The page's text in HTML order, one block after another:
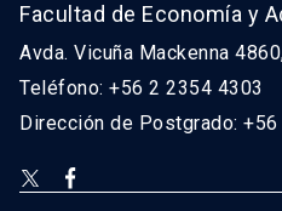
Facultad de Economía y
Avda. Vicuña Mackenna
Teléfono: +56 2 2354 4303
Dirección de Postgrado: